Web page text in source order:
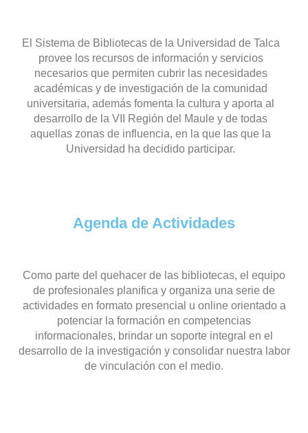
El Sistema de Bibliotecas de la Universidad de Talca
provee los recursos de información y servicios
necesarios que permiten cubrir las necesidades
académicas y de investigación de la comunidad
universitaria, además fomenta la cultura y aporta al
desarrollo de la VII Región del Maule y de todas
aquellas zonas de influencia, en la que las que la
Universidad ha decidido participar.
Agenda de Actividades
Como parte del quehacer de las bibliotecas, el equipo
de profesionales planifica y organiza una serie de
actividades en formato presencial u online orientado a
potenciar la formación en competencias
informacionales, brindar un soporte integral en el
desarrollo de la investigación y consolidar nuestra labor
de vinculación con el medio.